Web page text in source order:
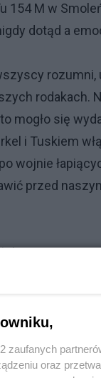
M w
dotąd a
rozumni,
rodakach.
mogło się
i Tuskiem
wojnie
przed
lotniskiem
z
zaufanych
oraz